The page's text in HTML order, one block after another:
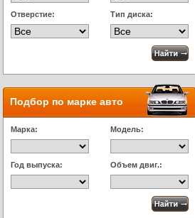
Отверстие: Тип диска:
Подбор по марке авто
Марка: Модель:
Год выпуска: Объем двиг.: